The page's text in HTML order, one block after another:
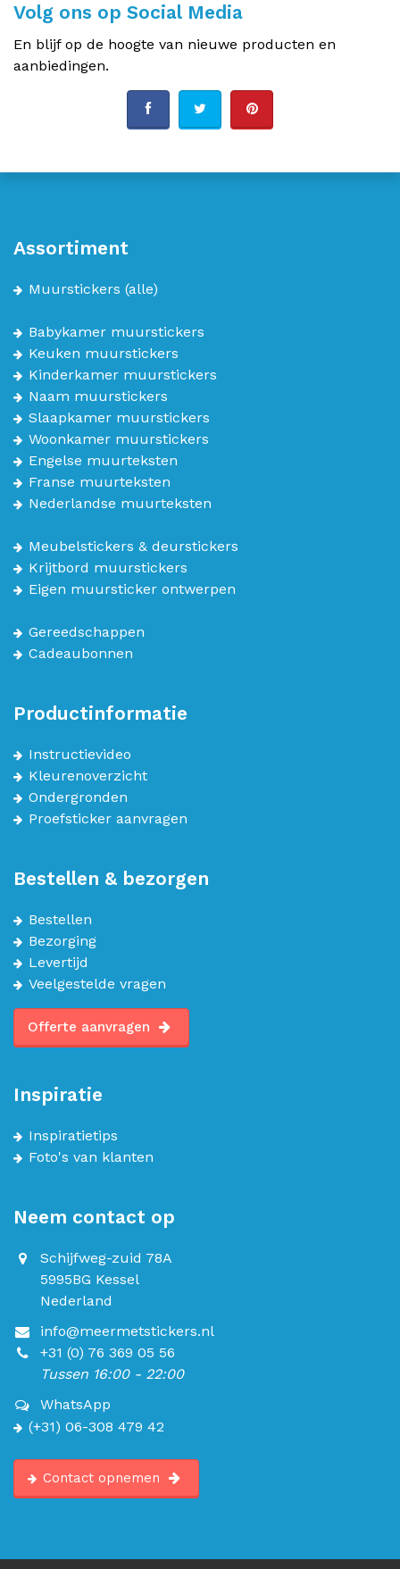
Volg ons op Social Media
En blijf op de hoogte van nieuwe producten en
aanbiedingen.
Assortiment
Muurstickers (alle)
Babykamer muurstickers
Keuken muurstickers
Kinderkamer muurstickers
Naam muurstickers
Slaapkamer muurstickers
Woonkamer muurstickers
Engelse muurteksten
Franse muurteksten
Nederlandse muurteksten
Meubelstickers & deurstickers
Krijtbord muurstickers
Eigen muursticker ontwerpen
Gereedschappen
Cadeaubonnen
Productinformatie
Instructievideo
Kleurenoverzicht
Ondergronden
Proefsticker aanvragen
Bestellen & bezorgen
Bestellen
Bezorging
Levertijd
Veelgestelde vragen
Offerte aanvragen
Inspiratie
Inspiratietips
Foto's van klanten
Neem contact op
Schijfweg-zuid 78A
5995BG Kessel
Nederland
info@meermetstickers.nl
+31 (0) 76 369 05 56
Tussen 16:00 - 22:00
WhatsApp
(+31) 06-308 479 42
Contact opnemen